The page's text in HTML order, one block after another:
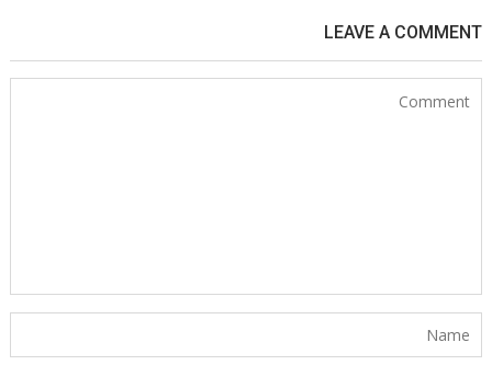
LEAVE A COMMENT